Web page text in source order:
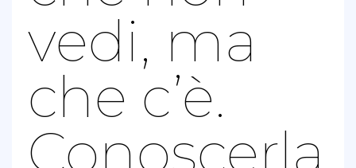
vedi, ma
che c’è.
Conoscerla,